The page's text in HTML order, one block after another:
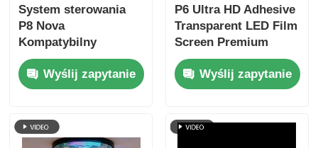
System sterowania
P8 Nova
Kompatybilny
Elastyczny
Przejrzysty Ekran
Filmowy LED DC5V
Przejrzystość Ekran
Szklany
Wyślij zapytanie
P6 Ultra HD Adhesive
Transparent LED Film
Screen Premium
Retail Storefront
Glass Window
Display dla
Wyślij zapytanie